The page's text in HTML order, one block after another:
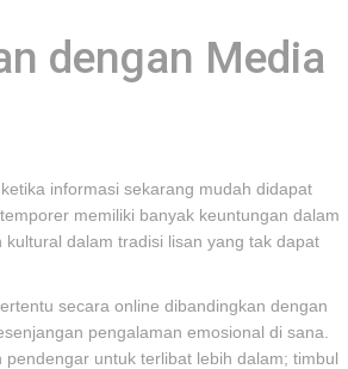
dengan Media
informasi sekarang mudah didapat
memiliki banyak keuntungan dalam
dalam tradisi lisan yang tak dapat
secara online dibandingkan dengan
pengalaman emosional di sana.
untuk terlibat lebih dalam; timbul